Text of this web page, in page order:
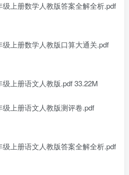
上册数学人教版答案全解全析.pdf
上册数学人教版口算大通关.pdf
上册语文人教版.pdf 33.22M
上册语文人教版测评卷.pdf
上册语文人教版答案全解全析.pdf